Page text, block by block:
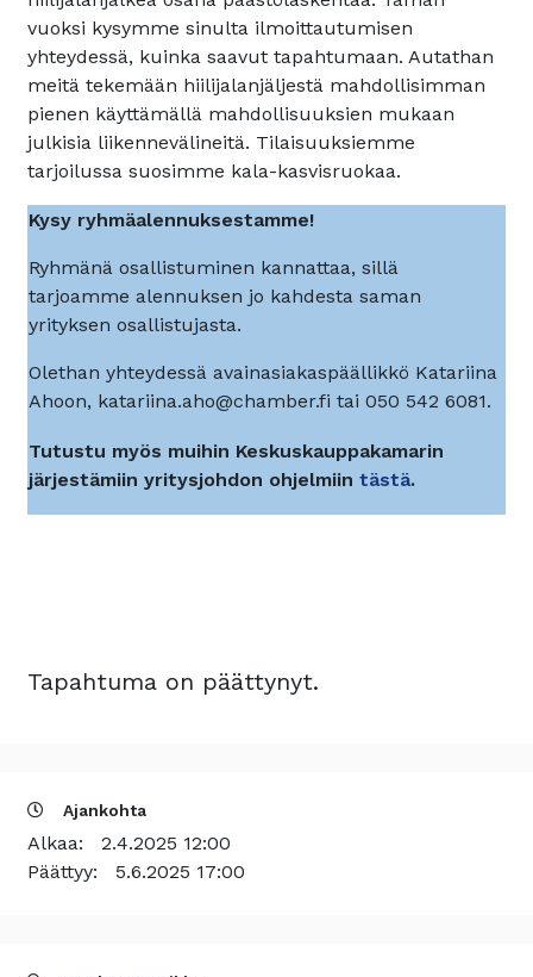
vuoksi kysymme sinulta ilmoittautumisen
yhteydessä, kuinka saavut tapahtumaan. Autathan
meitä tekemään hiilijalanjäljestä mahdollisimman
pienen käyttämällä mahdollisuuksien mukaan
julkisia liikennevälineitä. Tilaisuuksiemme
tarjoilussa suosimme kala-kasvisruokaa.
Kysy ryhmäalennuksestamme!
Ryhmänä osallistuminen kannattaa, sillä
tarjoamme alennuksen jo kahdesta saman
yrityksen osallistujasta.
Olethan yhteydessä avainasiakaspäällikkö Katariina
Ahoon, katariina.aho@chamber.fi tai 050 542 6081.
Tutustu myös muihin Keskuskauppakamarin
järjestämiin yritysjohdon ohjelmiin tästä.
Tapahtuma on päättynyt.
Ajankohta
Alkaa: 2.4.2025 12:00
Päättyy: 5.6.2025 17:00